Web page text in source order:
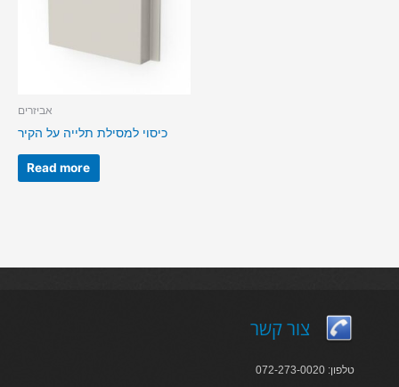
אביזרים
כיסוי למסילת תלייה על הקיר
Read more
צור קשר
טלפון: 072-273-0020